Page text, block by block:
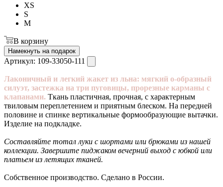
XS
S
M
В корзину
Намекнуть на подарок
Артикул: 109-33050-111
Лаконичный и легкий жакет из льна: мягкий о-образный
силуэт, застежка на три пуговицы, прорезные карманы с
клапанами. Ткань пластичная, прочная, с характерным
твиловым переплетением и приятным блеском. На передней
половине и спинке вертикальные формообразующие вытачки.
Изделие на подкладке.
Составляйте тотал луки с шортами или брюками из нашей
коллекции. Завершите пиджаком вечерний выход с юбкой или
платьем из летящих тканей.
Собственное производство. Сделано в России.